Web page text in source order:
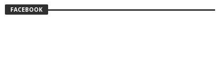
FACEBOOK